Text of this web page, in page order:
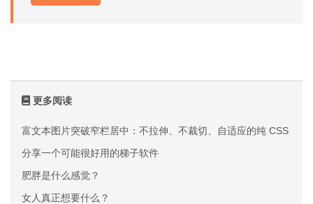
更多阅读
富文本图片突破窄栏居中：不拉伸、不裁切、自适应的纯 CSS 方案
分享一个可能很好用的梯子软件
肥胖是什么感觉？
女人真正想要什么？